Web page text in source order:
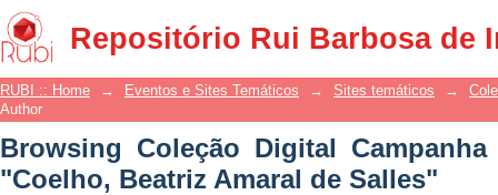
Repositório Rui Barbosa de
Browsing Coleção Digital
de Salles"
RUBI :: Home → Eventos e Sites Temáticos → Sites temáticos →
Author
Browsing Coleção Digital
"Coelho, Beatriz Amaral de Salles"